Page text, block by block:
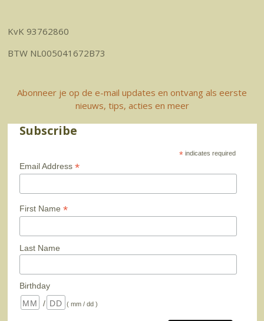
KvK 93762860
BTW NL005041672B73
Abonneer je op de e-mail updates en ontvang als eerste
nieuws, tips, acties en meer
Subscribe
* indicates required
Email Address *
First Name *
Last Name
Birthday
/
( mm / dd )